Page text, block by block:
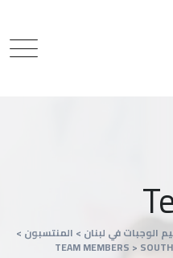
الوجبات في لبنان > المنتسبون >
TEAM MEMBERS > SOUTH